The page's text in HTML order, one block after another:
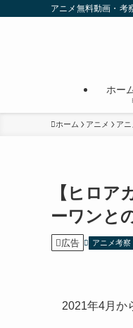
アニメ無料動画・考
ホー
ホーム アニメ ア
【ヒロア
ーワンと
広告 アニメ考察
2021年4月か